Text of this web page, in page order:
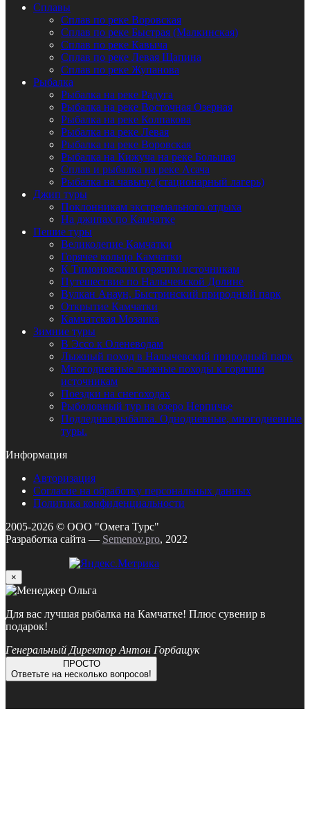
Сплавы
Сплав по реке Воровская
Сплав по реке Быстрая (Малкинская)
Сплав по реке Кавыча
Сплав по реке Левая Щапина
Сплав по реке Жупанова
Рыбалка
Рыбалка на реке Радуга
Рыбалка на реке Восточная Озерная
Рыбалка на реке Колпакова
Рыбалка на реке Левая
Рыбалка на реке Воровская
Рыбалка на Кижуча на реке Большая
Сплав и рыбалка на реке Асача
Рыбалка на чавычу (стационарный лагерь)
Джип туры
Поклонникам экстремального отдыха
На джипах по Камчатке
Пешие туры
Великолепие Камчатки
Горячее кольцо Камчатки
К Тимоновским горячим источникам
Путешествие по Налычевской Долине
Вулкан Анаун, Быстринский природный парк
Открытие Камчатки
Камчатская Мозаика
Зимние туры
В Эссо к Оленеводам
Лыжный поход в Налычевский природный парк
Многодневные лыжные походы к горячим
источникам
Поездки на снегоходах
Рыболовный тур на озеро Нерпичье
Подледная рыбалка. Однодневные, многодневные
туры.
Информация
Авторизация
Согласие на обработку персональных данных
Политика конфиденциальности
2005-2026 © ООО "Омега Турс"
Разработка сайта — Semenov.pro, 2022
×
Для вас лучшая рыбалка на Камчатке! Плюс сувенир в
подарок!
Генеральный Директор Антон Горбащук
ПРОСТО
Ответьте на несколько вопросов!